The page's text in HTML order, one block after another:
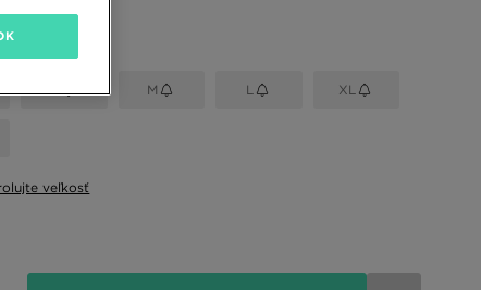
M L XL
veľkosť